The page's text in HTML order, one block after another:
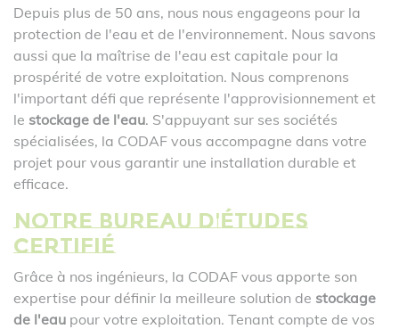
Depuis plus de 50 ans, nous nous engageons pour la
protection de l'eau et de l'environnement. Nous savons
aussi que la maîtrise de l'eau est capitale pour la
prospérité de votre exploitation. Nous comprenons
l'important défi que représente l'approvisionnement et
le stockage de l'eau. S'appuyant sur ses sociétés
spécialisées, la CODAF vous accompagne dans votre
projet pour vous garantir une installation durable et
efficace.
Notre bureau d'études
certifié
Grâce à nos ingénieurs, la CODAF vous apporte son
expertise pour définir la meilleure solution de stockage
de l'eau pour votre exploitation. Tenant compte de vos